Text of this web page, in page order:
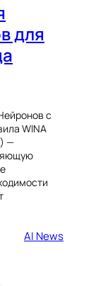
для
с
WINA
—
AI News